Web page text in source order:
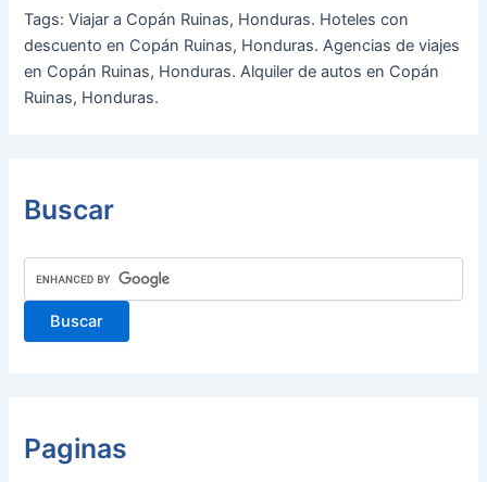
Tags: Viajar a Copán Ruinas, Honduras. Hoteles con
descuento en Copán Ruinas, Honduras. Agencias de viajes
en Copán Ruinas, Honduras. Alquiler de autos en Copán
Ruinas, Honduras.
Buscar
Paginas